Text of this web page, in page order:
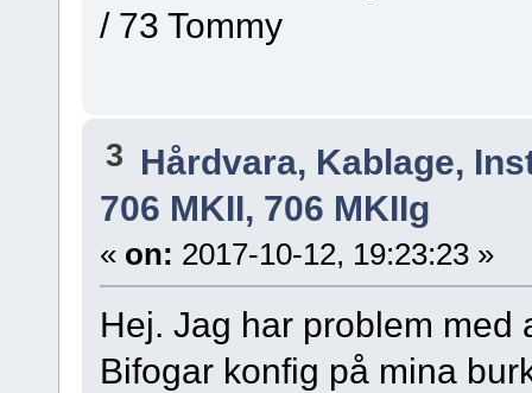
/ 73 Tommy
3 Hårdvara, Kablage,
706 MKII, 706 MKIIg
« on: 2017-10-12, 19:23:23 »
Hej. Jag har problem med
Bifogar konfig på mina